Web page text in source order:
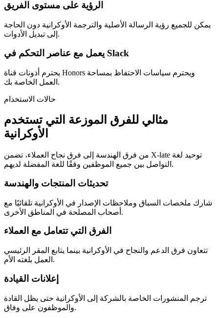
الرؤية على مستوى الفريق
يمكن للجميع رؤية الرسالة الأصلية والترجمة الأوكرانية دون الحاجة
إلى تبديل الأدوات.
يعمل مع عناصر التحكم في Slack
يحترم أذونات قناة Honors ويحترم سياسات الاحتفاظ بمساحة
العمل الخاصة بك.
حالات الاستخدام
مثالي للفرق الموزعة التي تستخدم
الأوكرانية
من فرق الهندسة إلى فرق نجاح العملاء، تضمن X-late توحيد لغة
التواصل بين جميع الموظفين وفقًا للغة المفضلة لديهم.
تحديثات المنتجات والهندسة
شارك ملخصات السباق وملاحظات الإصدار في الأوكرانية تلقائيًا مع
أصحاب المصلحة في المناطق الأخرى.
الفرق التي تتعامل مع العملاء
تتعاون فرق الدعم والنجاح في الأوكرانية بينما يتابع المقر الرئيسي
العمل بلغته الأم.
إعلانات القيادة
ترجم المنشورات الخاصة بالشركة إلى الأوكرانية حتى يظل القادة
والموظفون على وفاق.